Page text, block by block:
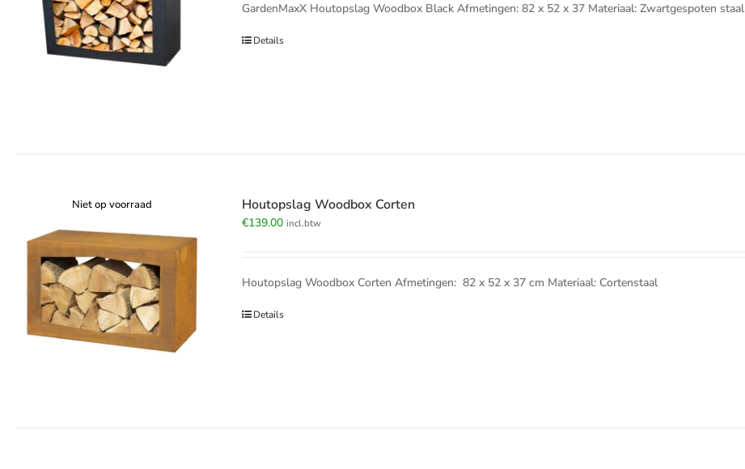
GardenMaxX Houtopslag Woodbox Black Afmetingen: 82 x 52 x 37 Materiaal: Zwartgespoten staal
Details
Niet op voorraad Houtopslag Woodbox Corten
€139.00 incl.btw
Houtopslag Woodbox Corten Afmetingen: 82 x 52 x 37 cm Materiaal: Cortenstaal
Details